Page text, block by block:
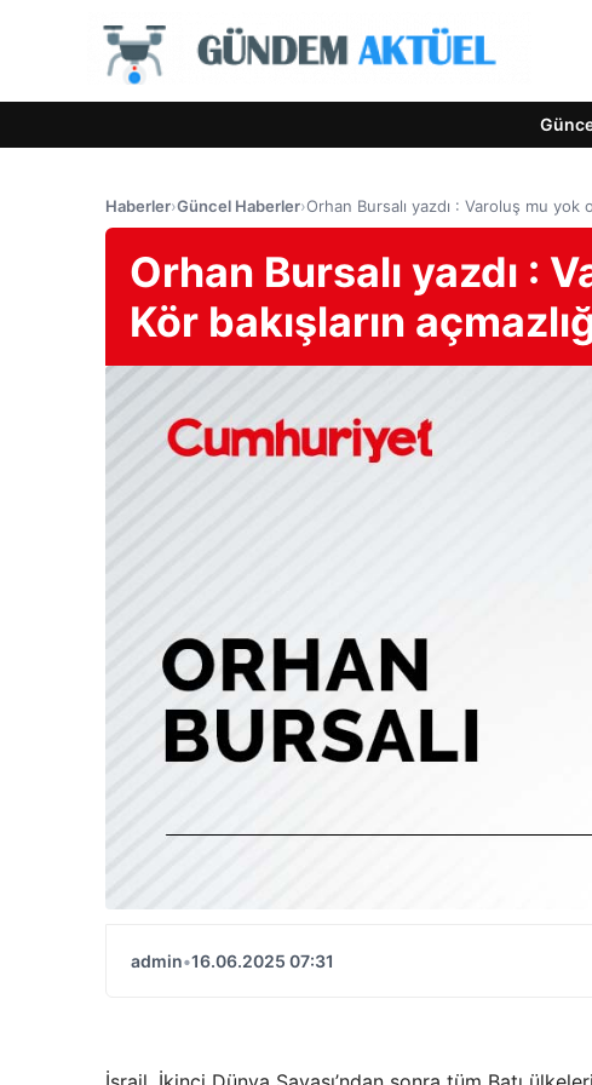
Haberler›Güncel Haberler›Orhan Bursalı yazdı : Varoluş mu yok
Orhan Bursalı yazdı :
Kör bakışların
admin•16.06.2025 07:31